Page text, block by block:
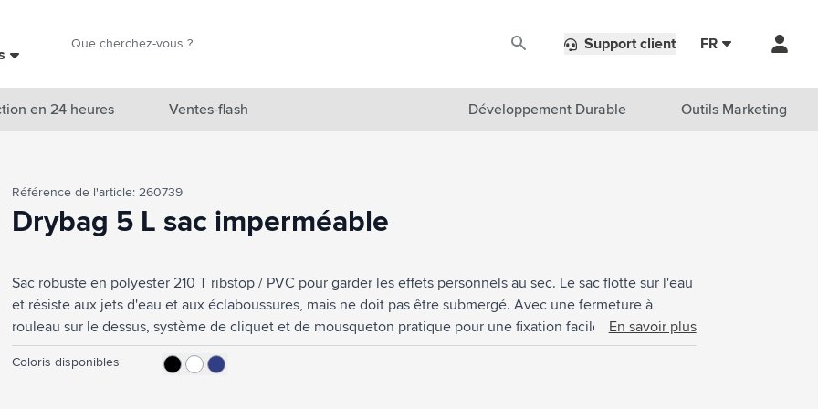
Marques
Thèmes
Accessoires boissons
Sacs & Voyage
Cuisiner & Vivre
Produits de soin
Support client FR
en 24 heures Ventes-flash Développement Durable Outils Marketing
Référence de l'article: 260739
Drybag 5 L sac imperméable
Sac robuste en polyester 210 T ribstop / PVC pour garder les effets personnels au sec. Le sac flotte sur l'eau
et résiste aux jets d'eau et aux éclaboussures, mais ne doit pas être submergé. Avec une fermeture à
rouleau sur le dessus, système de cliquet et de mousqueton pratique pour une fixation facile sur des
bagages ou des ceintures. Capacité env. 5 litres.
En savoir plus
Coloris disponibles